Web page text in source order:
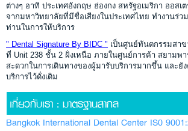
ต่างๆ อาทิ ประเทศอังกฤษ ฮ่องกง สหรัฐอเมริกา ออสเ
จากมหาวิทยาลัยที่มีชื่อเสียงในประเทศไทย ทำงานร่ว
ท่านในการให้บริการ
" Dental Signature By BIDC " เป็นศูนย์ทันตกรรมสาข
ที่ Unit 238 ชั้น 2 ฝั่งเหนือ ภายในศูนย์การค้า สยามพ
สะดวกในการเดินทางของผู้มารับบริการมากขึ้น และ
บริการไว้ดั่งเดิม
เกี่ยวกับเรา : มาตรฐานสากล
Bangkok International Dental Center IS0